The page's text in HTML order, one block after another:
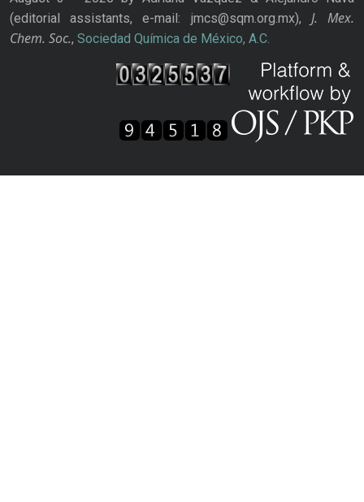
(editorial assistants, e-mail: jmcs@sqm.org.mx), J. Mex.
Chem. Soc., Sociedad Química de México, A.C.